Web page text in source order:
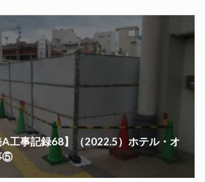
A工事記録68】（2022.5）ホテル・オ
⑤